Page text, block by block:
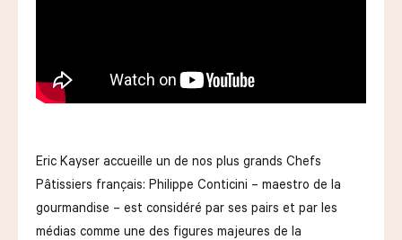
NOUS CONTACTER
Demander un devis
Nous trouver
Commander
Eric Kayser accueille un de nos plus grands Chefs
Pâtissiers français: Philippe Conticini – maestro de la
gourmandise – est considéré par ses pairs et par les
médias comme une des figures majeures de la